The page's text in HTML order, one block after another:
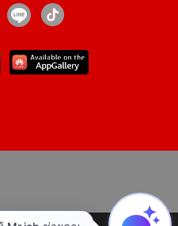
Job Index
job